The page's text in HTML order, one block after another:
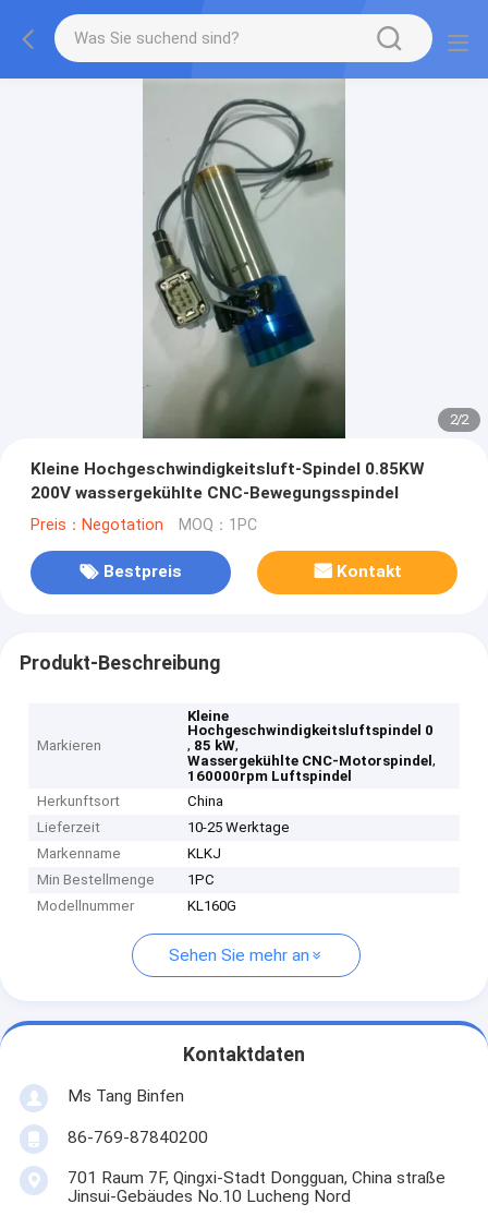
1/2
Kleine Hochgeschwindigkeitsluft-Spindel 0.85KW
200V wassergekühlte CNC-Bewegungsspindel
Preis：Negotation MOQ：1PC
Bestpreis Kontakt
Produkt-Beschreibung
Markieren
Kleine
Hochgeschwindigkeitsluftspindel 0
, 85 kW,
Wassergekühlte CNC-Motorspindel,
160000rpm Luftspindel
Herkunftsort
China
Lieferzeit
10-25 Werktage
Markenname
KLKJ
Min Bestellmenge
1PC
Modellnummer
KL160G
Sehen Sie mehr an
Kontaktdaten
Ms Tang Binfen
86-769-87840200
701 Raum 7F, Qingxi-Stadt Dongguan, China straße
Jinsui-Gebäudes No.10 Lucheng Nord